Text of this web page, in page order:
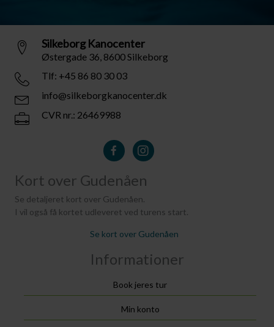
Silkeborg Kanocenter
Østergade 36, 8600 Silkeborg
Tlf: +45 86 80 30 03
info@silkeborgkanocenter.dk
CVR nr.: 26469988
Kort over Gudenåen
Se detaljeret kort over Gudenåen.
I vil også få kortet udleveret ved turens start.
Se kort over Gudenåen
Informationer
Book jeres tur
Min konto